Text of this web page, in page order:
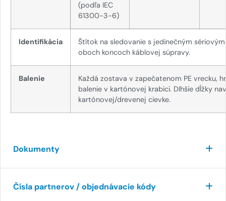
(podľa IEC
61300-3-6)
Identifikácia
Štítok na sledovanie s jedinečným
oboch koncoch káblovej súpravy.
Balenie
Každá zostava v zapečatenom PE vrecku,
balenie v kartónovej krabici. Dlhšie dĺžky
kartónovej/drevenej cievke.
Dokumenty
Čísla partnerov / objednávacie kódy